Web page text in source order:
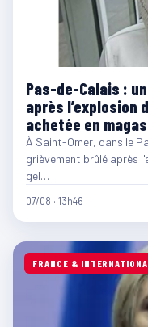
Pas-de-Calais :
après l’explosion
achetée en
À Saint-Omer, dans le
grièvement brûlé après
gel…
07/08 · 13h46
FRANCE &